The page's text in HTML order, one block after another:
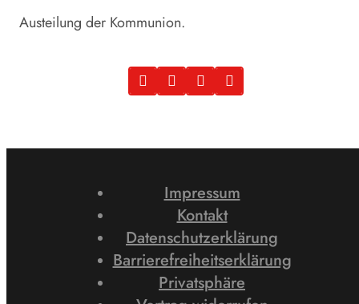
Austeilung der Kommunion.
Impressum
Kontakt
Datenschutzerklärung
Barrierefreiheitserklärung
Privatsphäre